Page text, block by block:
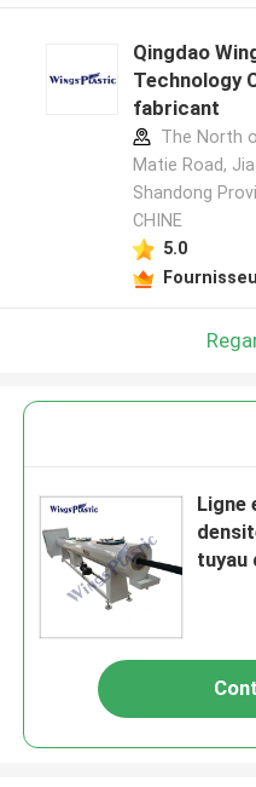
Qingdao
Technology
fabricant
The North
Matie Road,
Shandong
CHINE
5.0
Ligne
tuyau